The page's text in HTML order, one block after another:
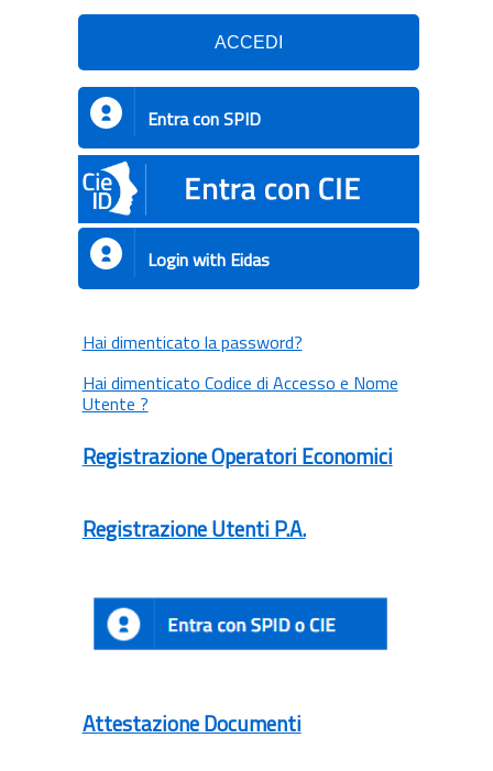
Entra con SPID
Login with Eidas
Hai dimenticato la password?
Hai dimenticato Codice di Accesso e Nome
Utente ?
Registrazione Operatori Economici
Registrazione Utenti P.A.
Attestazione Documenti